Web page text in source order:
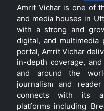
Amrit Vichar is one of
and media houses in
with a strong and
digital, and multimedia
portal, Amrit Vichar
in-depth coverage,
and around the
journalism and
connects with its
platforms including